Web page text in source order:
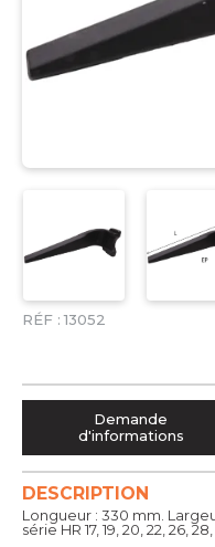
RÉF : 13052
DESCRIPTION
Longueur : 330 mm.
série HR 17, 19, 20, 22, 26,
Demande
d'informations